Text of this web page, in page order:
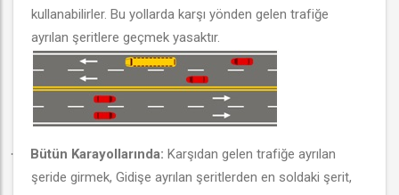
kullanabilirler. Bu yollarda karşı yönden gelen trafiğe
ayrılan şeritlere geçmek yasaktır.
· Bütün Karayollarında: Karşıdan gelen trafiğe ayrılan
şeride girmek, Gidişe ayrılan şeritlerden en soldaki şerit,